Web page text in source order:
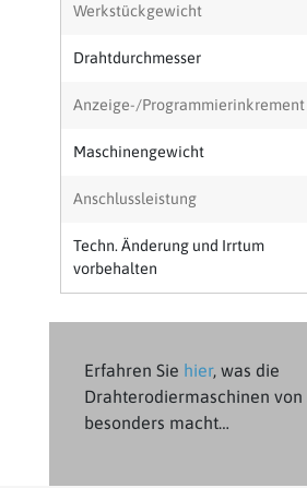
Werkstückgewicht
Drahtdurchmesser
Anzeige-/Programmierinkrement
Maschinengewicht
Anschlussleistung
Techn. Änderung und Irrtum
vorbehalten
Erfahren Sie hier, was die
Drahterodiermaschinen von
besonders macht…